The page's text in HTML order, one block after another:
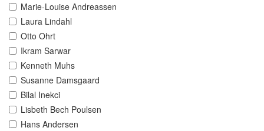
Marie-Louise Andreassen
Laura Lindahl
Otto Ohrt
Ikram Sarwar
Kenneth Muhs
Susanne Damsgaard
Bilal Inekci
Lisbeth Bech Poulsen
Hans Andersen